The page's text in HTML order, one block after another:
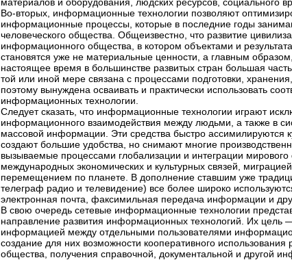
Во-вторых, информационные технологии позволяют
информационные процессы, которые в последние годы
человеческого общества. Общеизвестно, что развитие
информационного общества, в котором объектами и
становятся уже не материальные ценности, а главным
настоящее время в большинстве развитых стран большая
той или иной мере связана с процессами подготовки,
поэтому вынуждена осваивать и практически использовать
информационных технологии.
Следует сказать, что информационные технологии играют
информационного взаимодействия между людьми, а также в
массовой информации. Эти средства быстро ассимилируются
создают большие удобства, но снимают многие
вызываемые процессами глобализации и интеграции
международных экономических и культурных связей,
перемещением по планете. В дополнение ставшим уже
телеграф радио и телевидение) все более широко
электронная почта, факсимильная передача информации и
В свою очередь сетевые информационные технологии
направление развития информационных технологий. Их цель
информацией между отдельными пользователями
создание для них возможности кооперативного
общества, получения справочной, документальной и другой